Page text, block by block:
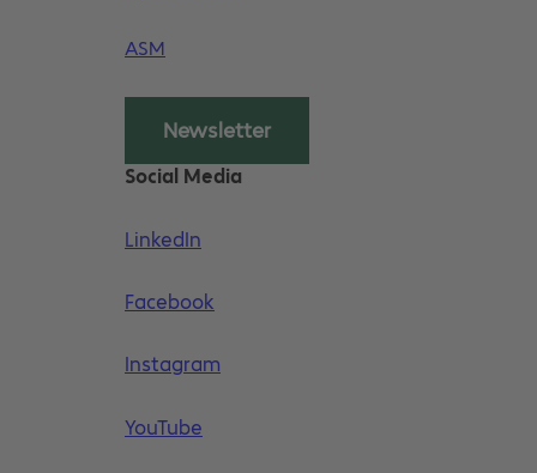
ASM
Newsletter
Social Media
LinkedIn
Facebook
Instagram
YouTube